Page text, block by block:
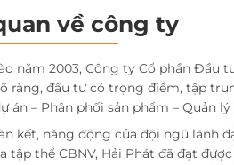
về công ty
năm 2003, Công ty Cổ phần Đầu
ràng, đầu tư có trọng điểm, tập
án – Phân phối sản phẩm – Quản
kết, năng động của đội ngũ lãnh
tập thể CBNV, Hải Phát đã đạt